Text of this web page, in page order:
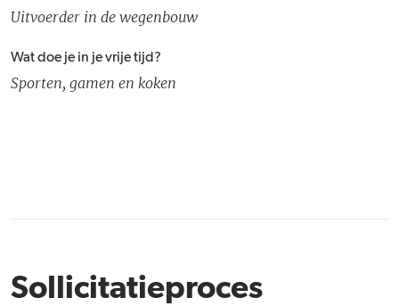
Uitvoerder in de wegenbouw
Wat doe je in je vrije tijd?
Sporten, gamen en koken
Sollicitatieproces